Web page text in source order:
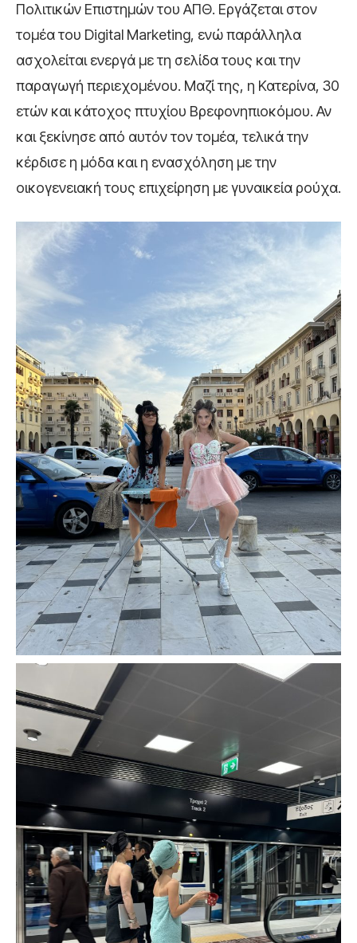
Πολιτικών Επιστημών του ΑΠΘ. Εργάζεται στον
τομέα του Digital Marketing, ενώ παράλληλα
ασχολείται ενεργά με τη σελίδα τους και την
παραγωγή περιεχομένου. Μαζί της, η Κατερίνα, 30
ετών και κάτοχος πτυχίου Βρεφονηπιοκόμου. Αν
και ξεκίνησε από αυτόν τον τομέα, τελικά την
κέρδισε η μόδα και η ενασχόληση με την
οικογενειακή τους επιχείρηση με γυναικεία ρούχα.